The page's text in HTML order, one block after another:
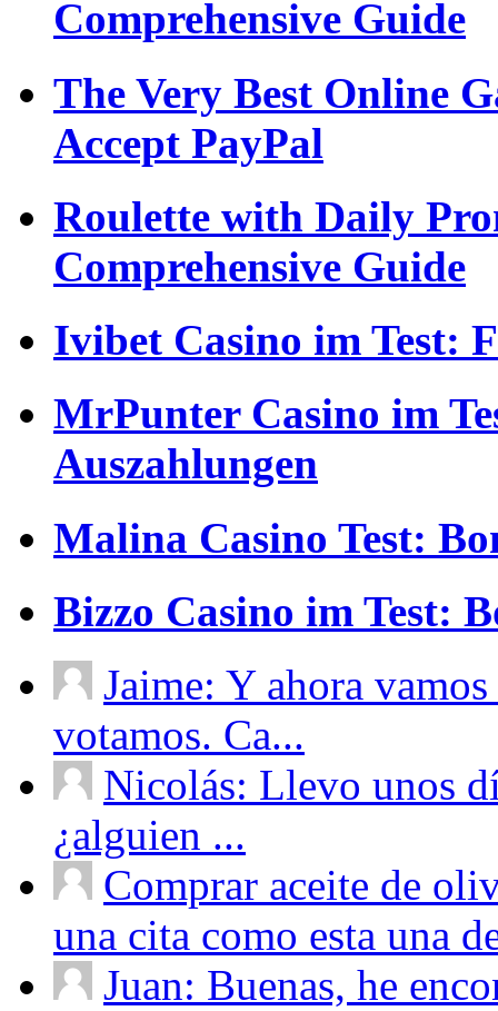
Comprehensive Guide
The Very Best Online
Accept PayPal
Roulette with Daily
Comprehensive Guide
Ivibet Casino im Test:
MrPunter Casino im
Auszahlungen
Malina Casino Test:
Bizzo Casino im Test:
Jaime: Y ahora
votamos. Ca...
Nicolás: Llevo unos
¿alguien ...
Comprar aceite de
una cita como esta una
Juan: Buenas, he